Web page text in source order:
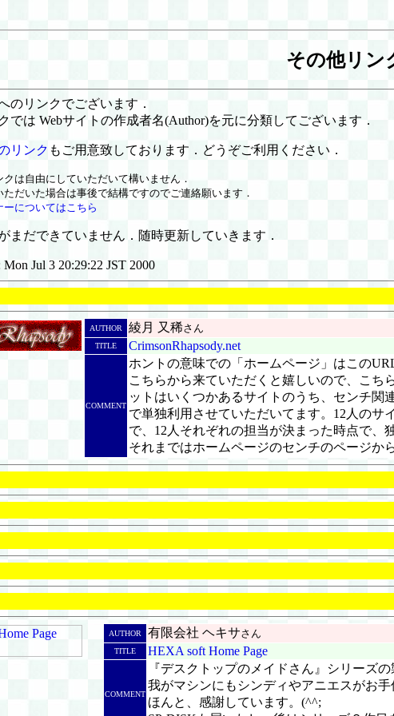
その他リン
のリンクでございます．
では Webサイトの作成者名(Author)を元に分類してございます．
リンク もご用意致しております．どうぞご利用ください．
は自由にしていただいて構いません．
ただいた場合は事後で結構ですのでご連絡願います．
ーについてはこちら
まだできていません．随時更新していきます．
Jul 3 20:29:22 JST 2000
AUTHOR 綾月 又稀さん
TITLE CrimsonRhapsody.net
COMMENT
ホントの意味での「ホームページ」はこの
こちらから来ていただくと嬉しいので、こち
ットはいくつかあるサイトのうち、センチ関
で単独利用させていただいてます。12人のサ
で、12人それぞれの担当が決まった時点で、
それまではホームページのセンチのページか
AUTHOR 有限会社 ヘキサさん
TITLE HEXA soft Home Page
COMMENT
『デスクトップのメイドさん』シリーズの
我がマシンにもシンディやアニエスがお手
ほんと、感謝しています。(^^;